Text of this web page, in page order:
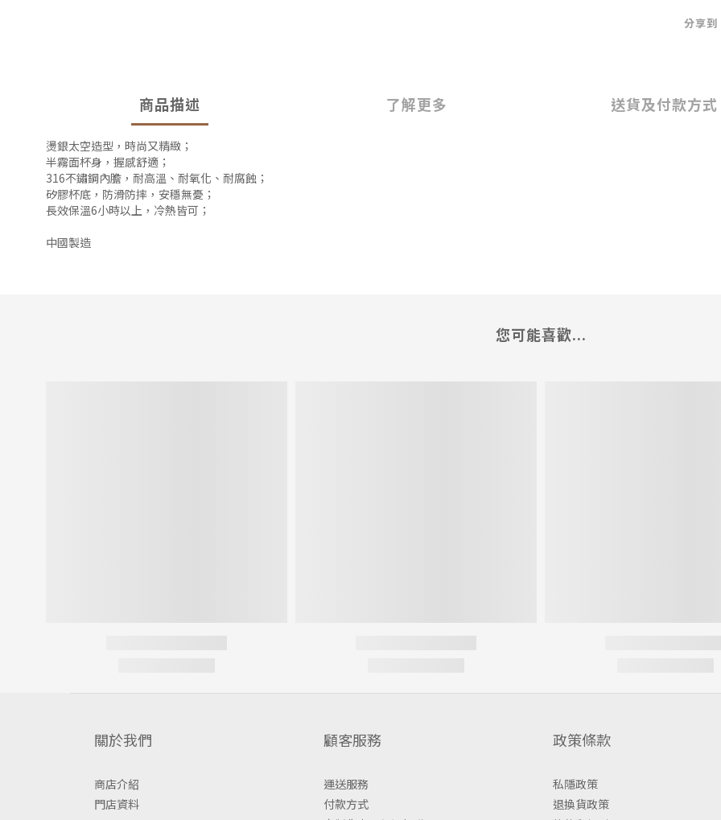
分享到
商品描述 了解更多 送貨及付款方式
燙銀太空造型，時尚又精緻；
半霧面杯身，握感舒適；
316不鏽鋼內膽，耐高溫、耐氧化、耐腐蝕；
矽膠杯底，防滑防摔，安穩無憂；
長效保溫6小時以上，冷熱皆可；
中國製造
您可能喜歡...
關於我們
商店介紹
門店資料
顧客服務
運送服務
付款方式
政策條款
私隱政策
退換貨政策